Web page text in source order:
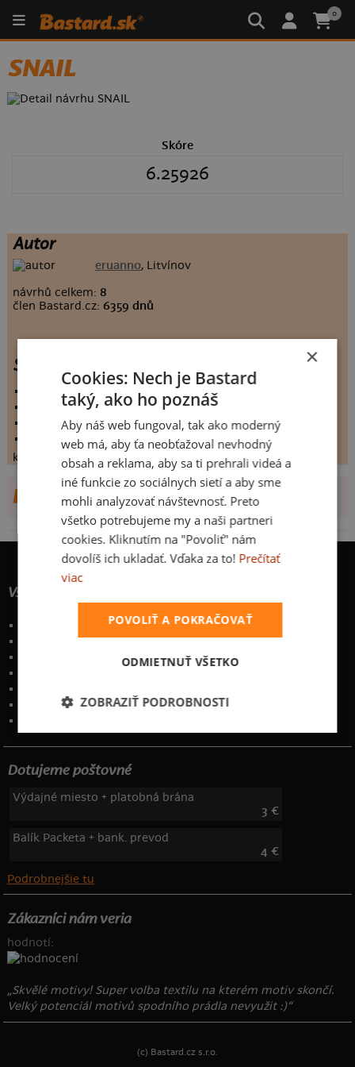
0
SNAIL
Skóre
6.25926
Autor
eruanno, Litvínov
návrhů celkem:8
člen Bastard.cz:6359 dnů
SNAIL
vystaveno: 16.3.2009
hodnoceno:27 krát
komentářů:6.25926
koupilo by:
11 lidí
konečné hodnocení: 6.25926
DALŠÍ NÁVRHY OD ERUANNO
Všetko o nákupe
Poštovné a spôsoby doručenia
Garancia výmeny a vrátenia
Kontakt:info@bastard.sk
Dotujeme poštovné
Výdajné miesto + platobná brána
3 €
Balík Packeta + bank. prevod
4 €
Podrobnejšie tu
Zákazníci nám veria
hodnotí:
„Skvělé motivy! Super volba textilu na kterém motiv skončí.
Velký potenciál motivů spodního prádla nevyužit :)“
(c) Bastard.cz s.r.o.
×
Cookies: Nech je Bastard
taký, ako ho poznáš
Aby náš web fungoval, tak ako moderný
web má, aby ťa neobťažoval nevhodný
obsah a reklama, aby sa ti prehrali videá a
iné funkcie zo sociálnych sietí a aby sme
mohli analyzovať návštevnosť. Preto
všetko potrebujeme my a naši partneri
cookies. Kliknutím na "Povoliť" nám
dovolíš ich ukladať. Vďaka za to! Prečítať
viac
POVOLIŤ A POKRAČOVAŤ
ODMIETNUŤ VŠETKO
ZOBRAZIŤ PODROBNOSTI